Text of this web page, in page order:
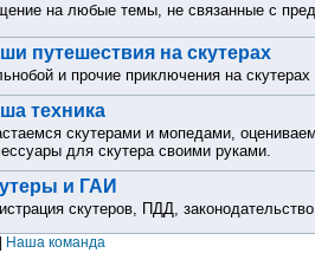
на любые темы, не связанные с
путешествия на скутерах
и прочие приключения на
техника
скутерами и мопедами,
для скутера своими руками.
и ГАИ
скутеров, ПДД,
Наша команда